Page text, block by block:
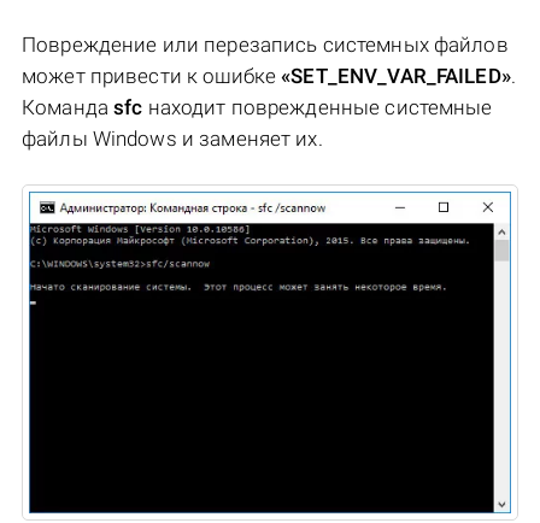
Повреждение или перезапись системных файлов
может привести к ошибке«SET_ENV_VAR_FAILED».
Командаsfc находит поврежденные системные
файлы Windows и заменяет их.